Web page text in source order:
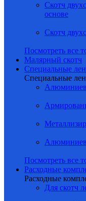
Скотч
основе
Скотч
Посмотреть все
Малярный скотч
Специальные
Специальные
Посмотреть все
Расходные
Расходные
Для скотч